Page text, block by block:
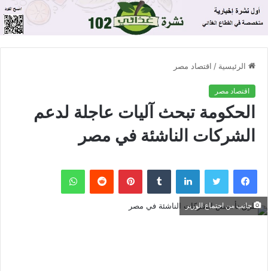
الرئيسية / اقتصاد مصر
اقتصاد مصر
الحكومة تبحث آليات عاجلة لدعم
الشركات الناشئة في مصر
فيسبوك تويتر لينكدإن بينتيريست واتساب
جانب من اجتماع الوزير